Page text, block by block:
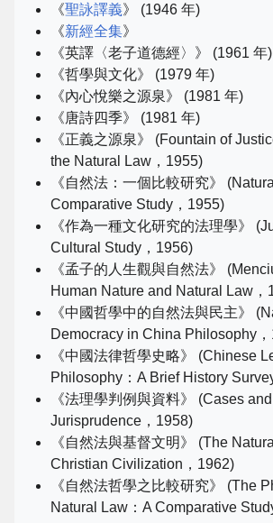
《聖詠譯義》 (1946 年)
《新經全集》
《英譯〈老子道德經〉》 (1961 年)
《哲學與文化》 (1979 年)
《內心悅樂之源泉》 (1981 年)
《唐詩四季》 (1981 年)
《正義之源泉》 (Fountain of
the Natural Law，1955)
《自然法：一個比較研究》
Comparative Study，1955)
《作為一種文化研究的法理學》
Cultural Study，1956)
《孟子的人生觀與自然法》
Human Nature and Natural Law，
《中國哲學中的自然法與民主》
Democracy in China Philosophy
《中國法律哲學史略》 (Chinese
Philosophy：A Brief History
《法理學判例與資料》 (Cases
Jurisprudence，1958)
《自然法與基督文明》 (The
Christian Civilization，1962)
《自然法哲學之比較研究》 (The
Natural Law：A Comparative